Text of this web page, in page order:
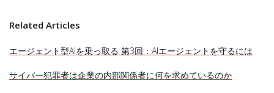
Related Articles
エージェント型AIを乗っ取る 第3回：AIエージェントを守るには
サイバー犯罪者は企業の内部関係者に何を求めているのか